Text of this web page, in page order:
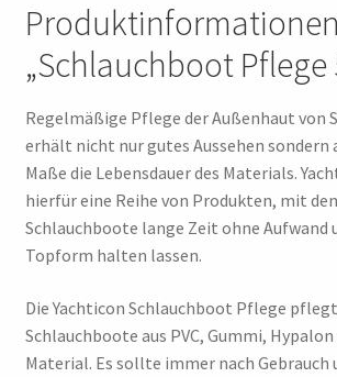
Produktinformationen
„Schlauchboot Pflege
Regelmäßige Pflege der Außenhaut von
erhält nicht nur gutes Aussehen sondern
Maße die Lebensdauer des Materials.
hierfür eine Reihe von Produkten, mit
Schlauchboote lange Zeit ohne Aufwand
Topform halten lassen.
Die Yachticon Schlauchboot Pflege
Schlauchboote aus PVC, Gummi,
Material. Es sollte immer nach Gebrauch